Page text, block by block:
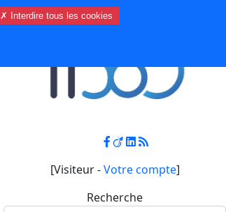
Mon compte
[Visiteur -Votre compte]
Recherche
✗ Interdire tous les cookies